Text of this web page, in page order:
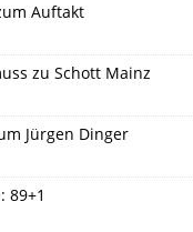
Auftakt
zu Schott Mainz
Jürgen Dinger
89+1